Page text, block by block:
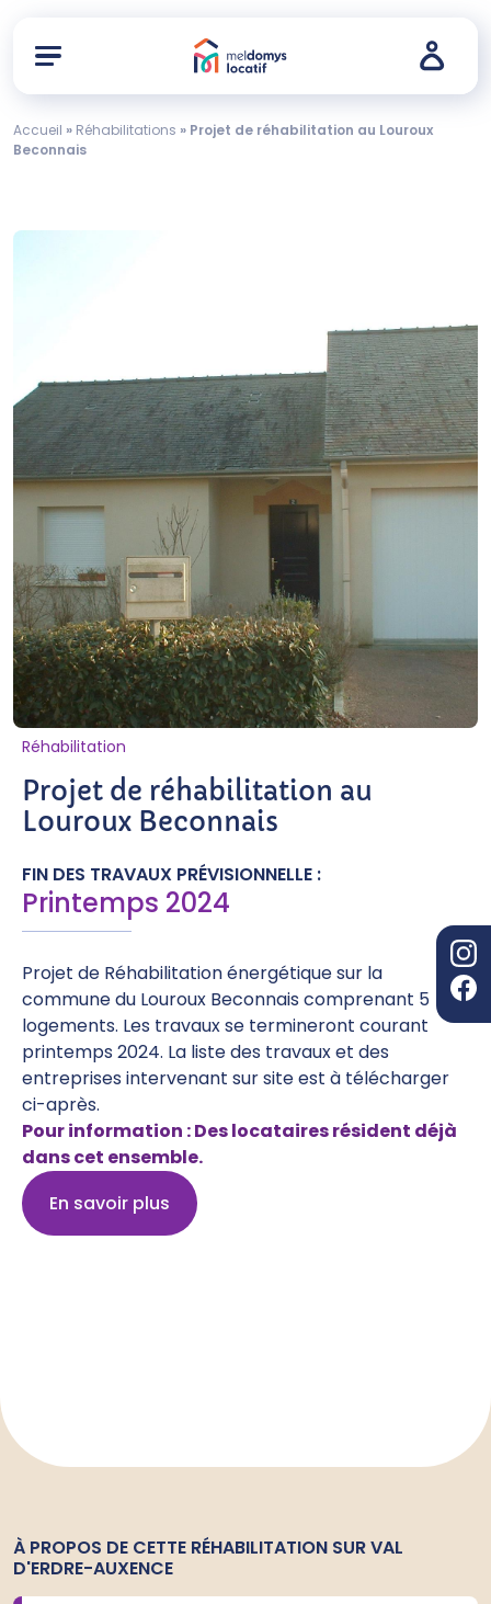
Accueil » Réhabilitations » Projet de réhabilitation au Louroux
Beconnais
Réhabilitation
Projet de réhabilitation au
Louroux Beconnais
FIN DES TRAVAUX PRÉVISIONNELLE :
Printemps 2024
Projet de Réhabilitation énergétique sur la
commune du Louroux Beconnais comprenant 5
logements. Les travaux se termineront courant
printemps 2024. La liste des travaux et des
entreprises intervenant sur site est à télécharger
ci-après.
Pour information : Des locataires résident déjà
dans cet ensemble.
En savoir plus
À PROPOS DE CETTE RÉHABILITATION SUR VAL
D'ERDRE-AUXENCE